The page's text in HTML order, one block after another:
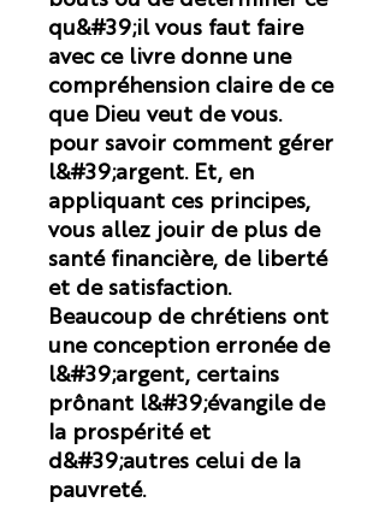
qu&#39;il vous faut faire
avec ce livre donne une
compréhension claire de ce
que Dieu veut de vous.
pour savoir comment gérer
l&#39;argent. Et, en
appliquant ces principes,
vous allez jouir de plus de
santé financière, de liberté
et de satisfaction.
Beaucoup de chrétiens ont
une conception erronée de
l&#39;argent, certains
prônant l&#39;évangile de
la prospérité et
d&#39;autres celui de la
pauvreté.